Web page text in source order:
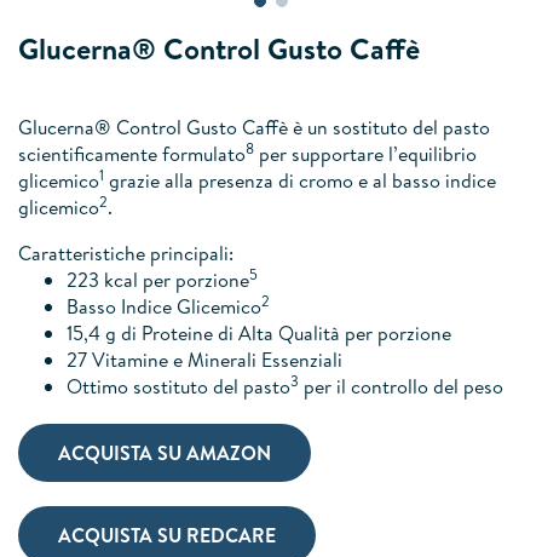
Glucerna® Control Gusto Caffè
Glucerna® Control Gusto Caffè è un sostituto del pasto
scientificamente formulato8 per supportare l’equilibrio
glicemico1 grazie alla presenza di cromo e al basso indice
glicemico2.
Caratteristiche principali:
223 kcal per porzione5
Basso Indice Glicemico2
15,4 g di Proteine di Alta Qualità per porzione
27 Vitamine e Minerali Essenziali
Ottimo sostituto del pasto3 per il controllo del peso
ACQUISTA SU AMAZON
ACQUISTA SU REDCARE